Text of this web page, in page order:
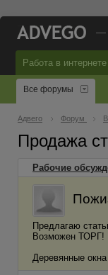
—
Работа в интернете
Все форумы
Адвего Форум
Продажа
Рабочие
Предлагаю
Возможен ТОРГ!
Деревянные